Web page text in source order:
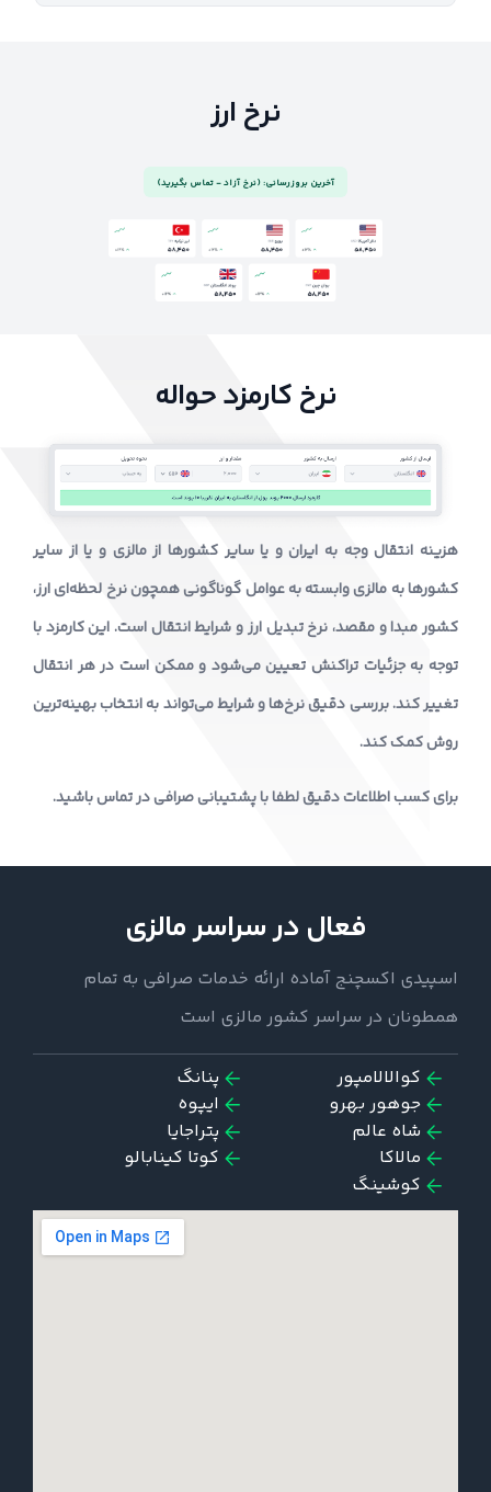
نرخ ارز
آخرین بروزرسانی: (نرخ آزاد - تماس بگیرید)
نرخ کارمزد حواله
هزینه انتقال وجه به ایران و یا سایر کشورها از مالزی و یا از سایر
کشورها به مالزی وابسته به عوامل گوناگونی همچون نرخ لحظه‌ای ارز،
کشور مبدا و مقصد، نرخ تبدیل ارز و شرایط انتقال است. این کارمزد با
توجه به جزئیات تراکنش تعیین می‌شود و ممکن است در هر انتقال
تغییر کند. بررسی دقیق نرخ‌ها و شرایط می‌تواند به انتخاب بهینه‌ترین
روش کمک کند.
برای کسب اطلاعات دقیق لطفا با پشتیبانی صرافی در تماس باشید.
فعال در سراسر مالزی
اسپیدی اکسچنج آماده ارائه خدمات صرافی به تمام
همطونان در سراسر کشور مالزی است
کوالالامپور
پنانگ
جوهور بهرو
ایپوه
شاه عالم
پتراجایا
مالاکا
کوتا کینابالو
کوشینگ